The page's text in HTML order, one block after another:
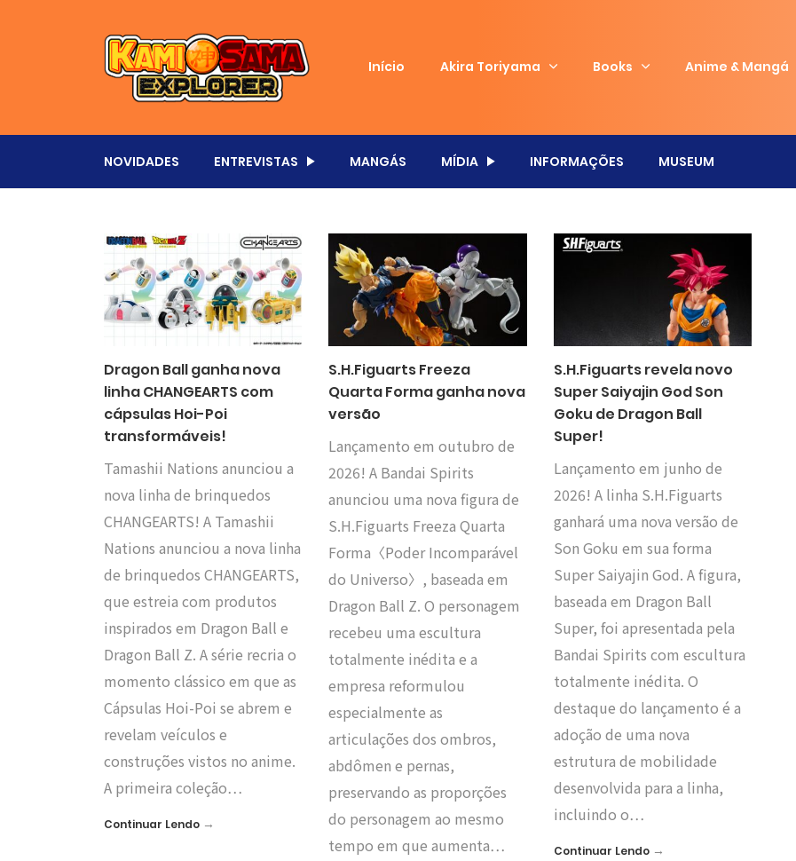
Início Akira Toriyama Books Anime & Mangá
NOVIDADES ENTREVISTAS MANGÁS MÍDIA INFORMAÇÕES MUSEUM
Dragon Ball ganha nova
linha CHANGEARTS com
cápsulas Hoi-Poi
transformáveis!
Tamashii Nations anunciou a
nova linha de brinquedos
CHANGEARTS! A Tamashii
Nations anunciou a nova linha
de brinquedos CHANGEARTS,
que estreia com produtos
inspirados em Dragon Ball e
Dragon Ball Z. A série recria o
momento clássico em que as
Cápsulas Hoi-Poi se abrem e
revelam veículos e
construções vistos no anime.
A primeira coleção…
Continuar Lendo →
S.H.Figuarts Freeza
Quarta Forma ganha nova
versão
Lançamento em outubro de
2026! A Bandai Spirits
anunciou uma nova figura de
S.H.Figuarts Freeza Quarta
Forma〈Poder Incomparável
do Universo〉, baseada em
Dragon Ball Z. O personagem
recebeu uma escultura
totalmente inédita e a
empresa reformulou
especialmente as
articulações dos ombros,
abdômen e pernas,
preservando as proporções
do personagem ao mesmo
tempo em que aumenta…
S.H.Figuarts revela novo
Super Saiyajin God Son
Goku de Dragon Ball
Super!
Lançamento em junho de
2026! A linha S.H.Figuarts
ganhará uma nova versão de
Son Goku em sua forma
Super Saiyajin God. A figura,
baseada em Dragon Ball
Super, foi apresentada pela
Bandai Spirits com escultura
totalmente inédita. O
destaque do lançamento é a
adoção de uma nova
estrutura de mobilidade
desenvolvida para a linha,
incluindo o…
Continuar Lendo→